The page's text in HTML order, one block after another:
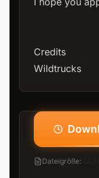
Credits
Wildtrucks
Dateigröße: